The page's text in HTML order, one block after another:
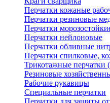
Перчатки кожаные
Перчатки резиновые
Перчатки
Перчатки нейлоновые
Перчатки обливные
Перчатки спилковые,
Трикотажные перчатки
Резиновые
Рабочие рукавицы
Специальные перчатки
Перчатки для защиты